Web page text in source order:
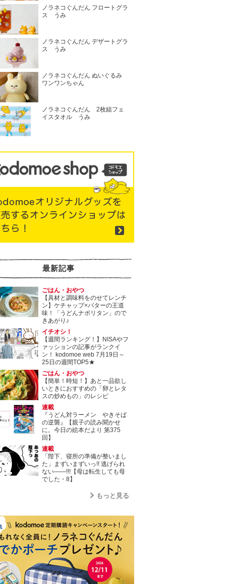
ノラネコぐんだん フロートグラ
ス うみ
ノラネコぐんだん デザートグラ
ス うみ
ノラネコぐんだん ぬいぐるみ
ワンワンちゃん
ノラネコぐんだん 2枚組フェ
イスタオル うみ
最新記事
ごはん・おやつ
【具材と調味料をのせてレンチ
ン】ケチャップ×バターの王道
味！「うどんナポリタン」ので
きあがり♪
イチオシ！
【週間ランキング！】NISAやフ
ァッションの記事がランクイ
ン！ kodomoe web 7月19日～
25日の週間TOP5★
ごはん・おやつ
【簡単！時短！】あと一品欲し
いときにおすすめの「卵とレタ
スの炒めもの」のレシピ
連載
『うどん対ラーメン やきそば
の逆襲』【親子の読み聞かせ
に。今日の絵本だより 第375
回】
連載
「陛下、寝所の準備が整いまし
た」まずいまずいっ!! 逃げられ
ない――!!!【母は転生しても母
でした・8】
もっと見る